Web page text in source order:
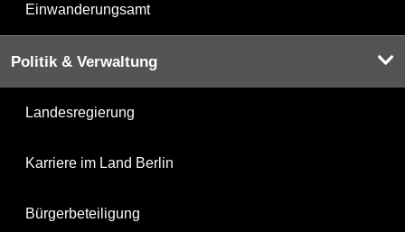
Einwanderungsamt
Politik & Verwaltung
Landesregierung
Karriere im Land Berlin
Bürgerbeteiligung